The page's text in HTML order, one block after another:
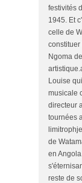
festivités
1945. Et
celle de
Ngoma
Louise
musicale
directeur
tournées
de
en
reste de